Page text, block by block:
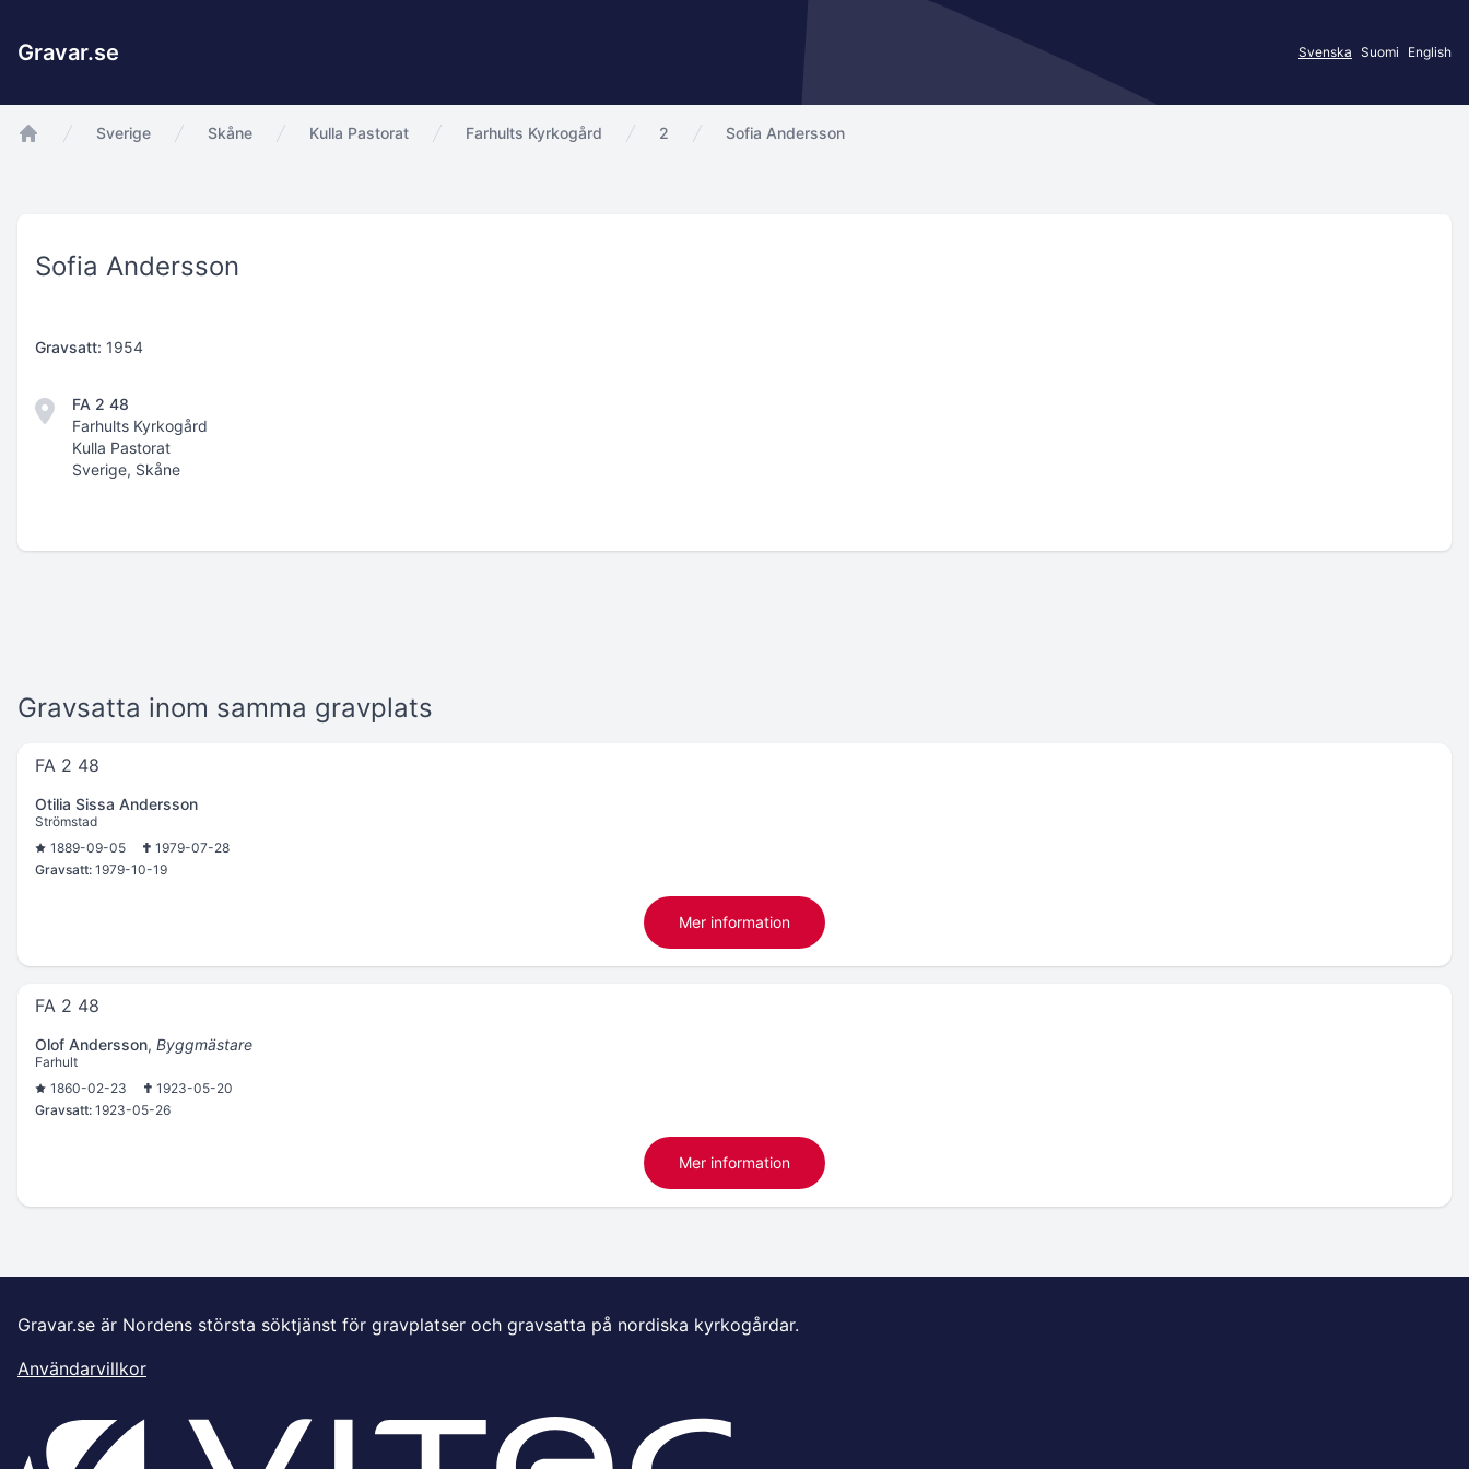
Gravar.se Svenska Suomi English
Sverige Skåne Kulla Pastorat Farhults Kyrkogård 2 Sofia Andersson
Sofia Andersson
Gravsatt: 1954
FA 2 48
Farhults Kyrkogård
Kulla Pastorat
Sverige, Skåne
Gravsatta inom samma gravplats
FA 2 48
Otilia Sissa Andersson
Strömstad
1889-09-05
1979-07-28
Gravsatt: 1979-10-19
Mer information
FA 2 48
Olof Andersson, Byggmästare
Farhult
1860-02-23
1923-05-20
Gravsatt: 1923-05-26
Mer information
Gravar.se är Nordens största söktjänst för gravplatser och gravsatta på nordiska kyrkogårdar.
Användarvillkor